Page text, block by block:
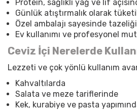
Protein, sağlıklı yağ ve lif
Günlük atıştırmalık olarak
Özel ambalajı sayesinde
Ev kullanımı ve profesyonel
Ceviz İçi Nerelerde
Lezzeti ve çok yönlü kullanım
Kahvaltılarda
Salata ve meze tariflerinde
Kek, kurabiye ve pasta